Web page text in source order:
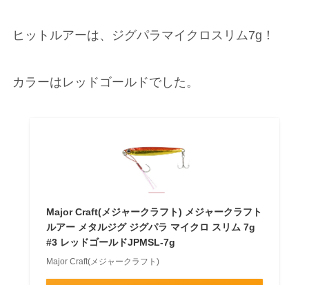
ヒットルアーは、ジグパラマイクロスリム7g！
カラーはレッドゴールドでした。
Major Craft(メジャークラフト) メジャークラフト
ルアー メタルジグ ジグパラ マイクロ スリム 7g
#3 レッドゴールドJPMSL-7g
Major Craft(メジャークラフト)